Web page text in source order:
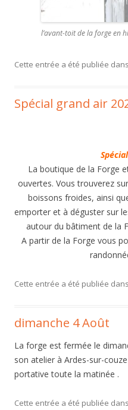
l’avant-toit de la forge en
Cette entrée a été publiée dans
Spécial grand air
La boutique de la Forge
ouvertes. Vous trouverez
boissons froides, ainsi
emporter et à déguster sur
autour du bâtiment de la
A partir de la Forge vous
Cette entrée a été publiée dans
dimanche 4 Août
La forge est fermée le
son atelier à Ardes-sur-
portative toute la matinée .
Cette entrée a été publiée dans